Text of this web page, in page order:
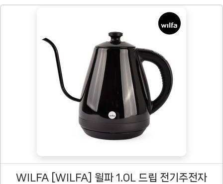
WILFA [WILFA] 윌파 1.0L 드립 전기주전자